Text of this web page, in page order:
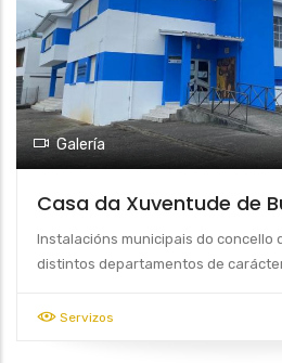
Galería
Casa da Xuventude de
Instalacións municipais do concello
distintos departamentos de
Servizos